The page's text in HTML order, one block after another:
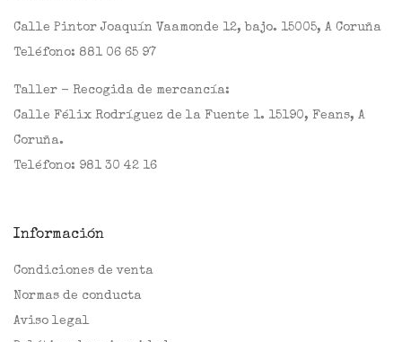
Calle Pintor Joaquín Vaamonde 12, bajo. 15005, A Coruña
Teléfono: 881 06 65 97
Taller - Recogida de mercancía:
Calle Félix Rodríguez de la Fuente 1. 15190, Feans, A
Coruña.
Teléfono: 981 30 42 16
Información
Condiciones de venta
Normas de conducta
Aviso legal